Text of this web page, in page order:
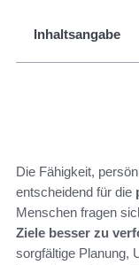
Inhaltsangabe
Die Fähigkeit,
entscheidend für die
Menschen fragen
Ziele besser zu
sorgfältige Planung,